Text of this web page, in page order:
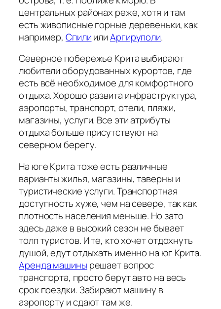
центральных районах реже, хотя и там
есть живописные горные деревеньки, как
например,СпилиилиАргируполи.
Северное побережье Крита выбирают
любители оборудованных курортов, где
есть всё необходимое для комфортного
отдыха. Хорошо развита инфраструктура,
аэропорты, транспорт, отели, пляжи,
магазины, услуги. Все эти атрибуты
отдыха больше присутствуют на
северном берегу.
На юге Крита тоже есть различные
варианты жилья, магазины, таверны и
туристические услуги. Транспортная
доступность хуже, чем на севере, так как
плотность населения меньше. Но зато
здесь даже в высокий сезон не бывает
толп туристов. И те, кто хочет отдохнуть
душой, едут отдыхать именно на юг Крита.
Аренда машины решает вопрос
транспорта, просто берут авто на весь
срок поездки. Забирают машину в
аэропорту и сдают там же.